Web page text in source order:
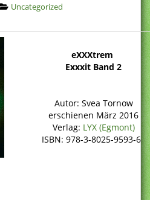
Uncategorized
eXXXtrem
Exxxit Band 2
Autor: Svea Tornow
erschienen März 2016
Verlag: LYX (Egmont)
ISBN: 978-3-8025-9593-6